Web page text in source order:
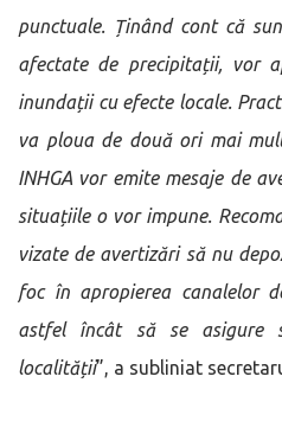
punctuale. Ținând cont că
afectate de precipitații, vor
inundații cu efecte locale.
va ploua de două ori mai
INHGA vor emite mesaje de
situațiile o vor impune.
vizate de avertizări să nu
foc în apropierea canalelor
astfel încât să se asigure
localității”, a subliniat